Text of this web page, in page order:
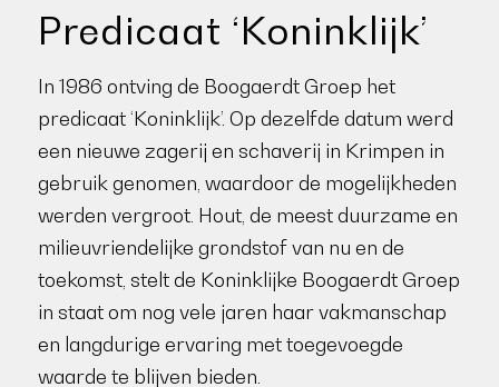
Predicaat ‘Koninklijk’
In 1986 ontving de Boogaerdt Groep het
predicaat ‘Koninklijk’. Op dezelfde datum werd
een nieuwe zagerij en schaverij in Krimpen in
gebruik genomen, waardoor de mogelijkheden
werden vergroot. Hout, de meest duurzame en
milieuvriendelijke grondstof van nu en de
toekomst, stelt de Koninklijke Boogaerdt Groep
in staat om nog vele jaren haar vakmanschap
en langdurige ervaring met toegevoegde
waarde te blijven bieden.